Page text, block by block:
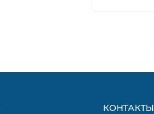
КОНТАКТЫ